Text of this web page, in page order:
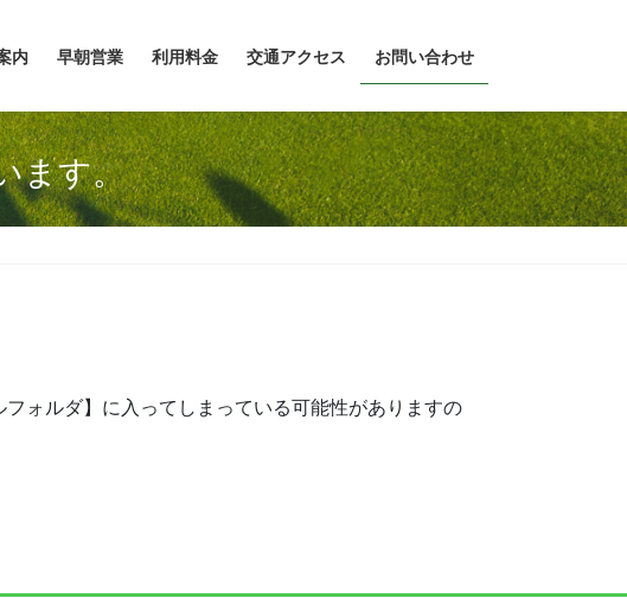
内 早朝営業 利用料金 交通アクセス お問い合わせ
ます。
ォルダ】に入ってしまっている可能性がありますの